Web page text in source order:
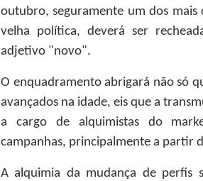
outubro, seguramente um dos mais
velha política, deverá ser
adjetivo "novo".
O enquadramento abrigará não só
avançados na idade, eis que a
a cargo de alquimistas do
campanhas, principalmente a partir
A alquimia da mudança de perfis